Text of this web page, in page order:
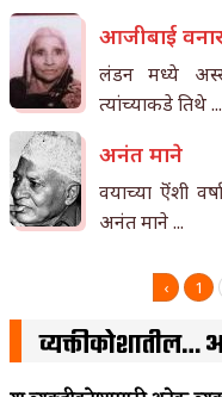
आजीबाई
लंडन मध्ये
त्यांच्याकडे तिथे ...
अनंत माने
वयाच्या ऎंशी
अनंत माने ...
‹ 1